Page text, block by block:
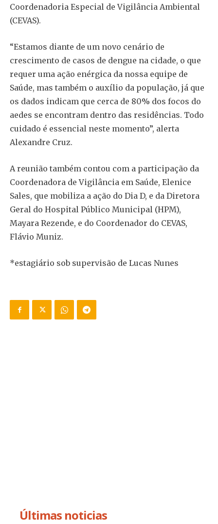
Coordenadoria Especial de Vigilância Ambiental
(CEVAS).
“Estamos diante de um novo cenário de
crescimento de casos de dengue na cidade, o que
requer uma ação enérgica da nossa equipe de
Saúde, mas também o auxílio da população, já que
os dados indicam que cerca de 80% dos focos do
aedes se encontram dentro das residências. Todo
cuidado é essencial neste momento”, alerta
Alexandre Cruz.
A reunião também contou com a participação da
Coordenadora de Vigilância em Saúde, Elenice
Sales, que mobiliza a ação do Dia D, e da Diretora
Geral do Hospital Público Municipal (HPM),
Mayara Rezende, e do Coordenador do CEVAS,
Flávio Muniz.
*estagiário sob supervisão de Lucas Nunes
Últimas noticias